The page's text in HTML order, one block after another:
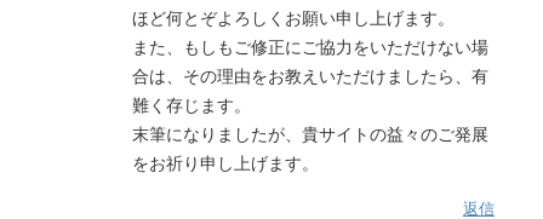
ほど何とぞよろしくお願い申し上げます。
また、もしもご修正にご協力をいただけない場
合は、その理由をお教えいただけましたら、有
難く存じます。
末筆になりましたが、貴サイトの益々のご発展
をお祈り申し上げます。
返信